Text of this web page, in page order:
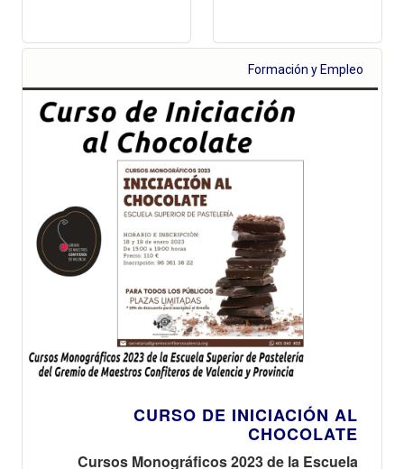
Formación y Empleo
CURSO DE INICIACIÓN AL
CHOCOLATE
Cursos Monográficos 2023 de la Escuela